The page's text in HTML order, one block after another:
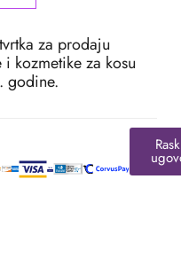
za prodaju
kozmetike za kosu
godine.